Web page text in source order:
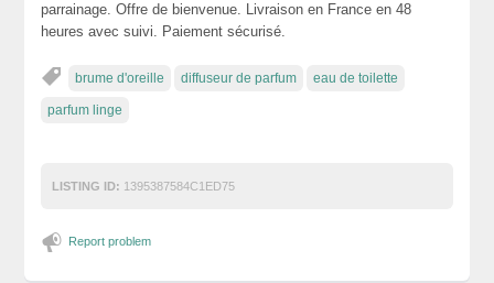
parrainage. Offre de bienvenue. Livraison en France en 48
heures avec suivi. Paiement sécurisé.
brume d'oreille diffuseur de parfum eau de toilette
parfum linge
LISTING ID: 1395387584C1ED75
Report problem